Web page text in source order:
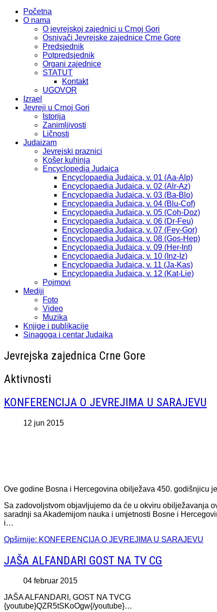
Početna
O nama
O jevrejskoj zajednici u Crnoj Gori
Osnivači Jevrejske zajednice Crne Gore
Predsjednik
Potpredsjednik
Organi zajednice
STATUT
Kontakt
UGOVOR
Izrael
Jevreji u Crnoj Gori
Istorija
Zanimljivosti
Ličnosti
Judaizam
Jevrejski praznici
Košer kuhinja
Encyclopedia Judaica
Encyclopaedia Judaica, v. 01 (Aa-Alp)
Encyclopaedia Judaica, v. 02 (Alr-Az)
Encyclopaedia Judaica, v. 03 (Ba-Blo)
Encyclopaedia Judaica, v. 04 (Blu-Cof)
Encyclopaedia Judaica, v. 05 (Coh-Doz)
Encyclopaedia Judaica, v. 06 (Dr-Feu)
Encyclopaedia Judaica, v. 07 (Fey-Gor)
Encyclopaedia Judaica, v. 08 (Gos-Hep)
Encyclopaedia Judaica, v. 09 (Her-Int)
Encyclopaedia Judaica, v. 10 (Inz-Iz)
Encyclopaedia Judaica, v. 11 (Ja-Kas)
Encyclopaedia Judaica, v. 12 (Kat-Lie)
Pojmovi
Mediji
Foto
Video
Muzika
Knjige i publikacije
Sinagoga i centar Judaika
Jevrejska zajednica Crne Gore
Aktivnosti
KONFERENCIJA O JEVREJIMA U SARAJEVU
12 jun 2015
Ove godine Bosna i Hercegovina obilježava 450. godišnjicu
Sa zadovoljstvom objavljujemo da će u okviru obilježavanja
saradnji sa Akademijom nauka i umjetnosti Bosne i
i…
Opširnije: KONFERENCIJA O JEVREJIMA U SARAJEVU
JAŠA ALFANDARI GOST NA TV CG
04 februar 2015
JAŠA ALFANDARI, GOST NA TVCG
{youtube}QZR5tSKoOgw{/youtube}…